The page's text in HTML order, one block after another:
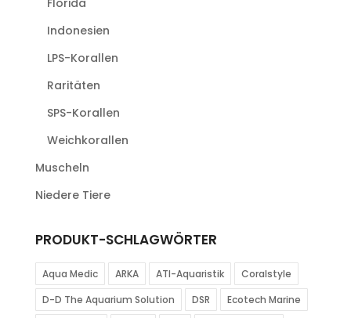
Florida
Indonesien
LPS-Korallen
Raritäten
SPS-Korallen
Weichkorallen
Muscheln
Niedere Tiere
PRODUKT-SCHLAGWÖRTER
Aqua Medic ARKA ATI-Aquaristik
Coralstyle
D-D The Aquarium Solution
DSR
Ecotech Marine